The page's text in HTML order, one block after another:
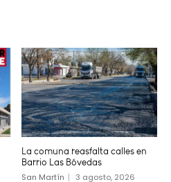
La comuna reasfalta calles en
Barrio Las Bóvedas
San Martín 3 agosto, 2026